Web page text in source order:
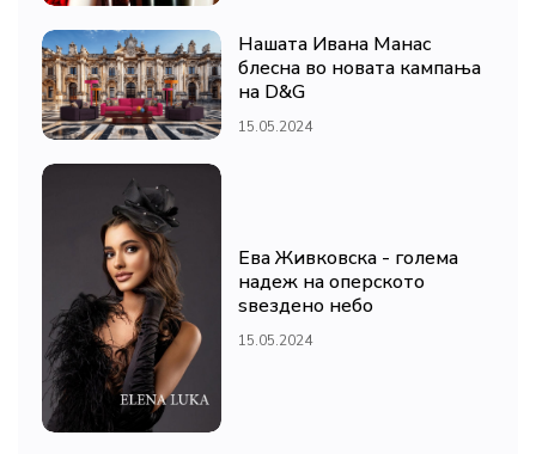
Нашата Ивана Манас
блесна во новата кампања
на D&G
15.05.2024
Ева Живковска - голема
надеж на оперското
ѕвездено небо
15.05.2024